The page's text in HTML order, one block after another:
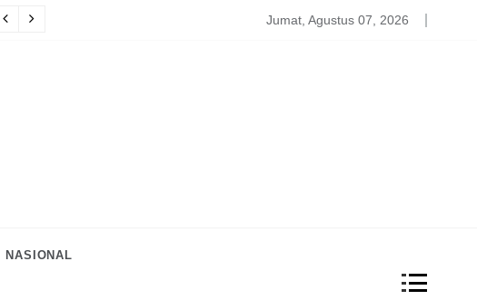
Satgas PDBA Bantah Tidak Akomodir Bantuan Korban
Jumat, Agustus 07, 2026
NASIONAL